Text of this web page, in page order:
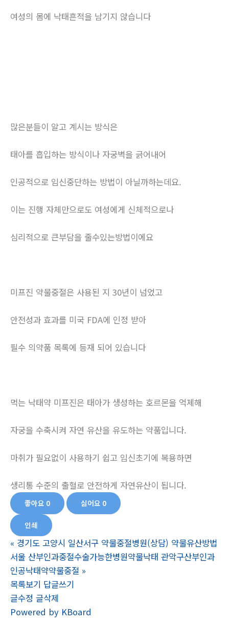
여성의 몸에 낙태흔적을 남기지 않습니다
많은분들이 알고 계시는 방식은
태아를 흡입하는 방식이나 자궁벽을 긁어내어
인공적으로 임신중단하는 방법이 아닐까하는데요.
이는 진행 자체만으로도 여성에게 신체적으로나
심리적으로 큰부담을 줄수있는방법이에요
미프진 약물중절은 사용된 지 30년이 넘었고
안전성과 효과를 미국 FDA에 인정 받아
필수 의약품 목록에 등재 되어 있습니다
먹는 낙태약 미프진은 태아가 생성하는 호르몬을 억제해
자궁을 수축시켜 자연 유산을 유도하는 약품입니다.
마취가 필요없이 사용하기 쉽고 임신초기에 복용하면
생리통 수준의 출혈로 안전하게 자연유산이 됩니다.
좋아요 0 싫어요 0
인쇄
« 경기도 고양시 일산서구 약물중절병원(상담) 약물유산방법
서울 산부인과중절수술가능한병원약물낙태 관악구산부인과
인공낙태약약물중절 »
목록보기 답글쓰기
글수정 글삭제
Powered by KBoard